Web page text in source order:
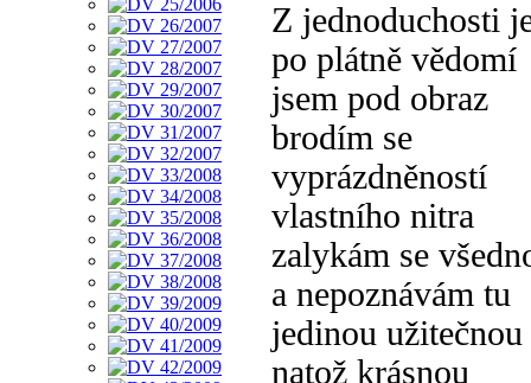
Z jednoduchosti
po plátně vědomí
jsem pod obraz
brodím se
vyprázdněností
vlastního nitra
zalykám se
a nepoznávám tu
jedinou užitečnou
natož krásnou